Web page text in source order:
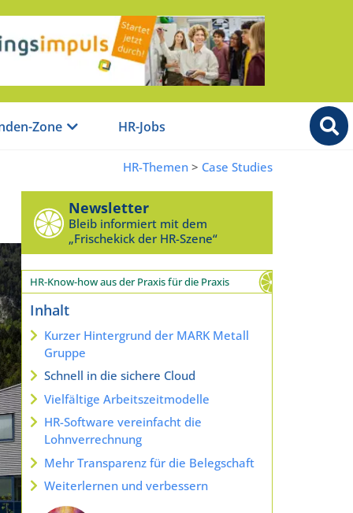
Zone HR-Jobs
HR-Themen > Case Studies
Newsletter
Bleib informiert mit dem
„Frischekick der HR-Szene“
HR-Know-how aus der Praxis für die Praxis
Inhalt
Kurzer Hintergrund der MARK Metall
Gruppe
Schnell in die sichere Cloud
Vielfältige Arbeitszeitmodelle
HR-Software vereinfacht die
Lohnverrechnung
Mehr Transparenz für die Belegschaft
Weiterlernen und verbessern